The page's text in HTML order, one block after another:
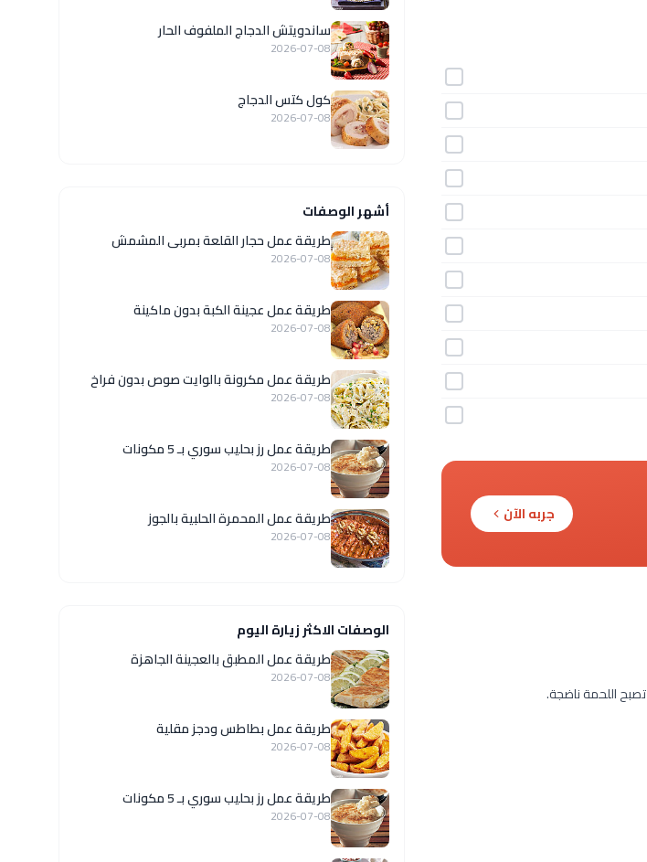
جربه الآن
ساندويتش الدجاج الملفوف الحار
2026-07-08
كول كتس الدجاج
2026-07-08
أشهر الوصفات
طريقة عمل حجار القلعة بمربى المشمش
2026-07-08
طريقة عمل عجينة الكبة بدون ماكينة
2026-07-08
طريقة عمل مكرونة بالوايت صوص بدون فراخ
2026-07-08
طريقة عمل رز بحليب سوري بـ 5 مكونات
2026-07-08
طريقة عمل المحمرة الحلبية بالجوز
2026-07-08
الوصفات الاكثر زيارة اليوم
طريقة عمل المطبق بالعجينة الجاهزة
2026-07-08
طريقة عمل بطاطس ودجز مقلية
2026-07-08
طريقة عمل رز بحليب سوري بـ 5 مكونات
2026-07-08